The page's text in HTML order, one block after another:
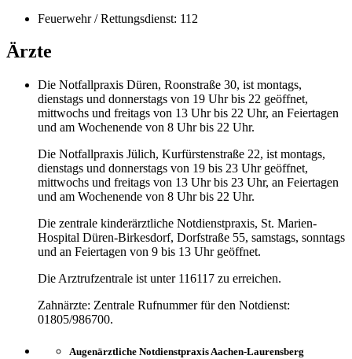
Feuerwehr / Rettungsdienst: 112
Ärzte
Die Notfallpraxis Düren, Roonstraße 30, ist montags,
dienstags und donnerstags von 19 Uhr bis 22 geöffnet,
mittwochs und freitags von 13 Uhr bis 22 Uhr, an Feiertagen
und am Wochenende von 8 Uhr bis 22 Uhr.
Die Notfallpraxis Jülich, Kurfürstenstraße 22, ist montags,
dienstags und donnerstags von 19 bis 23 Uhr geöffnet,
mittwochs und freitags von 13 Uhr bis 23 Uhr, an Feiertagen
und am Wochenende von 8 Uhr bis 22 Uhr.
Die zentrale kinderärztliche Notdienstpraxis, St. Marien-
Hospital Düren-Birkesdorf, Dorfstraße 55, samstags, sonntags
und an Feiertagen von 9 bis 13 Uhr geöffnet.
Die Arztrufzentrale ist unter 116117 zu erreichen.
Zahnärzte: Zentrale Rufnummer für den Notdienst:
01805/986700.
Augenärztliche Notdienstpraxis Aachen-Laurensberg